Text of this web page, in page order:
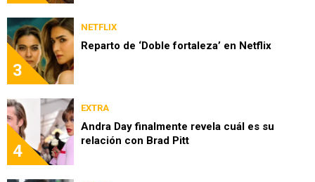
3
NETFLIX
Reparto de ‘Doble fortaleza’ en Netflix
4
EXTRA
Andra Day finalmente revela cuál es su
relación con Brad Pitt